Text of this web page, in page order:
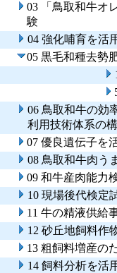
03 「鳥取和牛オ
験
04 強化哺育を活
05 黒毛和種去勢
06 鳥取和牛の効
利用技術体系の
07 優良遺伝子を
08 鳥取和牛肉う
09 和牛産肉能力
10 現場後代検定
11 牛の精液供給
12 砂丘地飼料作
13 粗飼料増産の
14 飼料分析を活